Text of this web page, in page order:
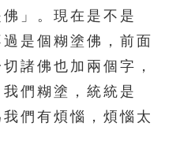
」。現在是不是
是個糊塗佛，前面
諸佛也加兩個字，
們糊塗，統統是
們有煩惱，煩惱太